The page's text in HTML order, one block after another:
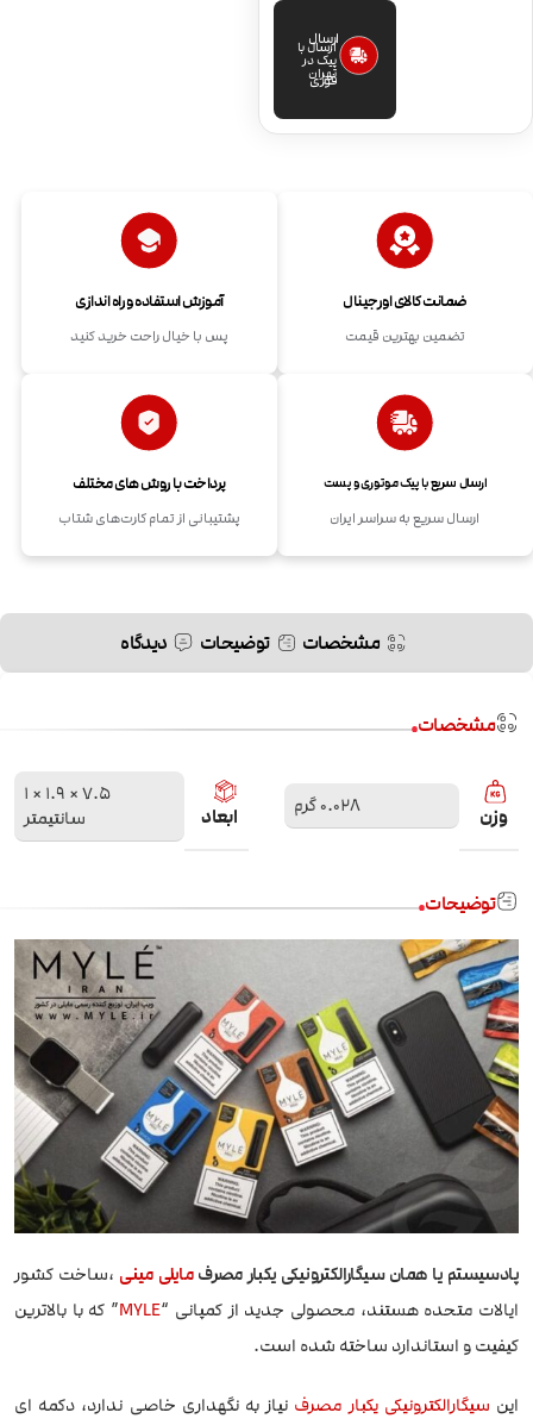
ارسال
فوری
ارسال با
پیک در
تهران
ضمانت کالای اورجینال
تضمین بهترین قیمت
آموزش استفاده و راه اندازی
پس با خیال راحت خرید کنید
ارسال سریع با پیک موتوری و پست
ارسال سریع به سراسر ایران
پرداخت با روش های مختلف
پشتیبانی از تمام کارت‌های شتاب
مشخصات توضیحات دیدگاه
مشخصات
وزن 0.028 گرم ابعاد
7.5 × 1.9 × 1
سانتیمتر
توضیحات
پادسیستم یا همان سیگارالکترونیکی یکبار مصرفمایلی مینی ،ساخت کشور
ایالات متحده هستند، محصولی جدید از کمپانی “MYLE” که با بالاترین
کیفیت و استاندارد ساخته شده است.
این سیگارالکترونیکی یکبار مصرف نیاز به نگهداری خاصی ندارد، دکمه ای